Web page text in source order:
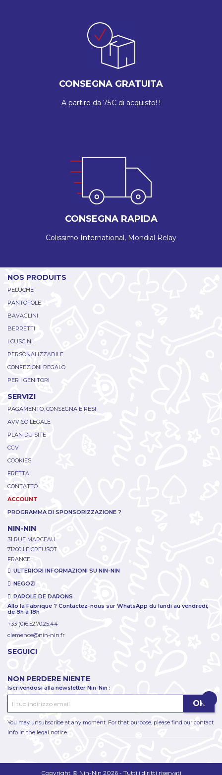
CONSEGNA GRATUITA
A partire da 75€ di acquisto! !
CONSEGNA RAPIDA
Colissimo International, Mondial Relay
NOS PRODUITS
PELUCHE
PANTOFOLE
BAVAGLINI
BERRETTI
I CUSCINI
PERSONALIZZABILE
CONFEZIONI REGALO
PER I GENITORI
SERVIZI
PAGAMENTO, CONSEGNA E RESI
AVVISO LEGALE
PLAN DU SITE
CGV
COOKIES
FRETTA
CONTATTO
ACCOUNT
PROGRAMMA DI SPONSORIZZAZIONE ?
NIN-NIN
31 RUE MARCEAU
71200 LE CREUSOT
FRANCE
ULTERIORI INFORMAZIONI SU NIN-NIN
NEGOZI
PAROLE DE DARONS
Allo la Fabrique ? Contactez-nous sur WhatsApp du lundi au vendredi,
de 8h à 18h
+33 (0)6.52.70.25.44
clemence@nin-nin.fr
SEGUICI
NON PERDERE NIENTE
Iscrivendosi alla newsletter Nin-Nin :
You may unsubscribe at any moment. For that purpose, please find our contact
info in the legal notice.
Copyright © Nin-Nin 2026 - Tutti i diritti riservati